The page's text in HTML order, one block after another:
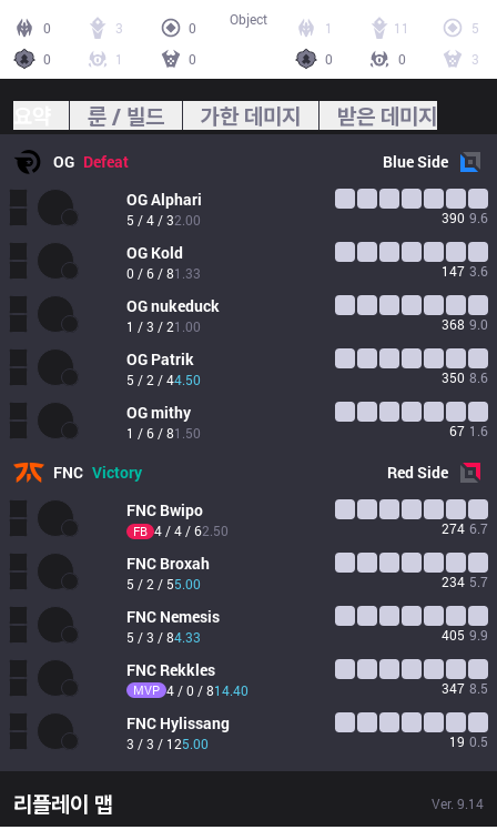
0 3
0
0
1 0
1 11
5
0
0 3
Object
룬 / 빌드 가한 데미지 받은 데미지
OG Defeat BlueSide
OGAlphari
5 / 4 / 32.00 390 9.6
OG Kold
0 / 6 / 81.33 147 3.6
OGnukeduck
1 / 3 / 21.00 368 9.0
OG Patrik
5 / 2 / 44.50 350 8.6
OGmithy
1 / 6 / 81.50 67 1.6
FNC Victory RedSide
FNC Bwipo
FB 4 / 4 / 62.50 274 6.7
FNC Broxah
5 / 2 / 55.00 234 5.7
FNC Nemesis
5 / 3 / 84.33 405 9.9
FNC Rekkles
MVP 4 / 0 / 814.40 347 8.5
FNC Hylissang
3 / 3 / 125.00 19 0.5
리플레이 맵 Ver. 9.14